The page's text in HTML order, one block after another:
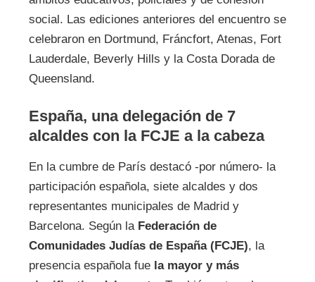
social. Las ediciones anteriores del encuentro se
celebraron en Dortmund, Fráncfort, Atenas, Fort
Lauderdale, Beverly Hills y la Costa Dorada de
Queensland.
España, una delegación de 7
alcaldes con la FCJE a la cabeza
En la cumbre de París destacó -por número- la
participación española, siete alcaldes y dos
representantes municipales de Madrid y
Barcelona. Según la Federación de
Comunidades Judías de España (FCJE), la
presencia española fue la mayor y más